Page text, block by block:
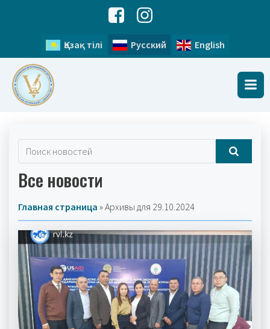
Қазақ тілі Русский English
Все новости
Главная страница »Архивы для 29.10.2024